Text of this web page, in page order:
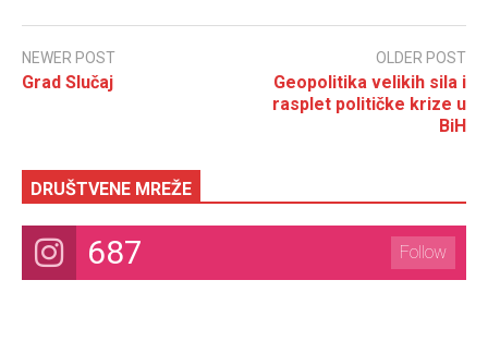
NEWER POST
Grad Slučaj
OLDER POST
Geopolitika velikih sila i
rasplet političke krize u
BiH
DRUŠTVENE MREŽE
687 Follow